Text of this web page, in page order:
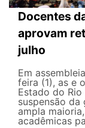
Docentes
aprovam
julho
Em
feira (1), as e
Estado do
suspensão
ampla
acadêmicas